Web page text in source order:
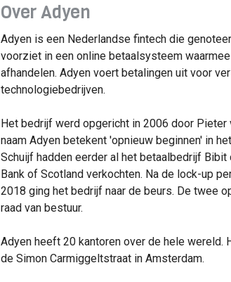
Over Adyen
Adyen is een Nederlandse fintech die
voorziet in een online betaalsysteem
afhandelen. Adyen voert betalingen uit voor
technologiebedrijven.
Het bedrijf werd opgericht in 2006 door Pieter
naam Adyen betekent 'opnieuw beginnen' in
Schuijf hadden eerder al het betaalbedrijf
Bank of Scotland verkochten. Na de lock-up
2018 ging het bedrijf naar de beurs. De twee
raad van bestuur.
Adyen heeft 20 kantoren over de hele
de Simon Carmiggeltstraat in Amsterdam.